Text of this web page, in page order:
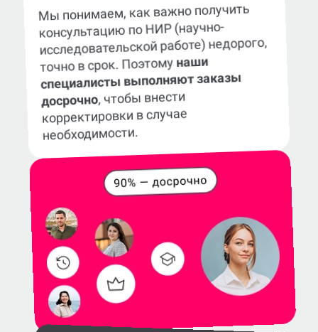
Мы понимаем, как важно получить
консультацию по НИР (научно-
исследовательской работе) недорого,
точно в срок. Поэтому наши
специалисты выполняют заказы
досрочно, чтобы внести
корректировки в случае
необходимости.